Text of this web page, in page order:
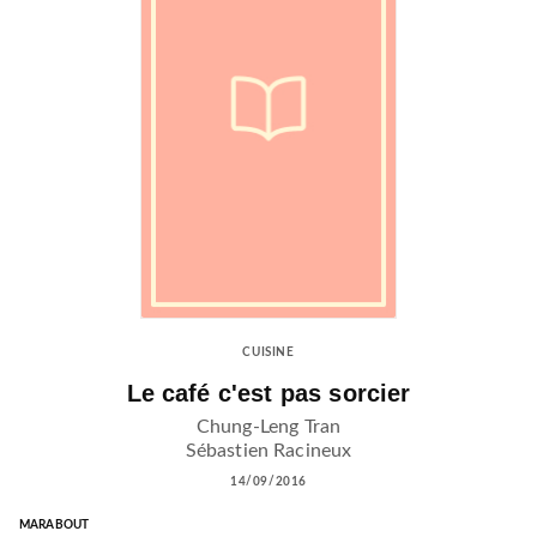
CUISINE
Le café c'est pas sorcier
Chung-Leng Tran
Sébastien Racineux
14/09/2016
MARABOUT